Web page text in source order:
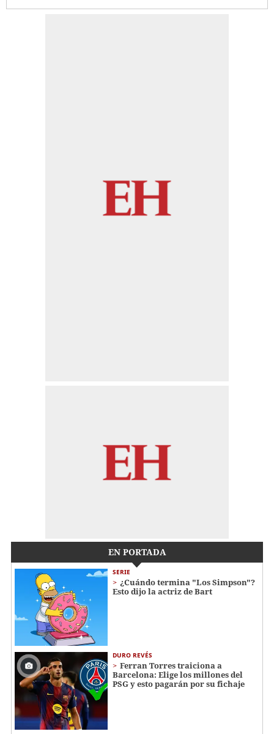
EN PORTADA
SERIE
¿Cuándo termina "Los Simpson"?
Esto dijo la actriz de Bart
DURO REVÉS
Ferran Torres traiciona a
Barcelona: Elige los millones del
PSG y esto pagarán por su fichaje